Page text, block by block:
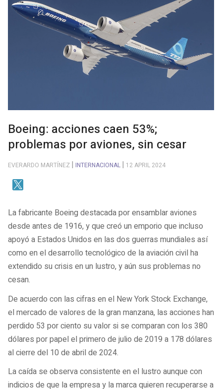
Boeing: acciones caen 53%;
problemas por aviones, sin cesar
EVERARDO MARTÍNEZ INTERNACIONAL 12 APRIL 2024
La fabricante Boeing destacada por ensamblar aviones
desde antes de 1916, y que creó un emporio que incluso
apoyó a Estados Unidos en las dos guerras mundiales así
como en el desarrollo tecnológico de la aviación civil ha
extendido su crisis en un lustro, y aún sus problemas no
cesan.
De acuerdo con las cifras en el New York Stock Exchange,
el mercado de valores de la gran manzana, las acciones han
perdido 53 por ciento su valor si se comparan con los 380
dólares por papel el primero de julio de 2019 a 178 dólares
al cierre del 10 de abril de 2024.
La caída se observa consistente en el lustro aunque con
indicios de que la empresa y la marca quieren recuperarse a